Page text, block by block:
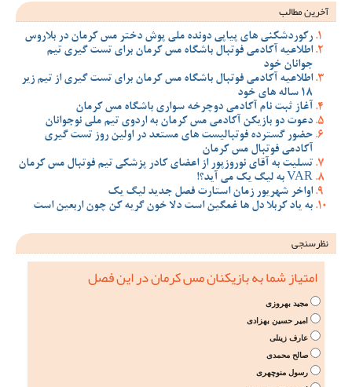
آخرین مطالب
رکوردشکنی های پیاپی دونده ملی پوش دختر مس کرمان در بلاروس
اطلاعیه آکادمی فوتبال باشگاه مس کرمان برای تست گیری تیم
جوانان خود
اطلاعیه آکادمی فوتبال باشگاه مس کرمان برای تست گیری از تیم زیر
18 ساله های خود
آغاز ثبت نام آکادمی دوچرخه سواری باشگاه مس کرمان
دعوت دو بازیکن آکادمی مس کرمان به اردوی تیم ملی نوجوانان
حضور گسترده فوتبالیست های مستعد در اولین روز تست گیری
آکادمی فوتبال مس کرمان
تسلیت به آقای نوروزپور از اعضای کادر پزشکی تیم فوتبال مس کرمان
VAR به لیگ یک می آید؟!
اواخر شهریور زمان استارت فصل جدید لیگ یک
به یاد کربلا دل ها غمگین است دلا خون گریه کن چون اربعین است
نظرسنجی
امتیاز شما به بازیکنان مس کرمان در این فصل
مجید بهروزی
امیر حسین بهزادی
عارف زینلی
صالح محمدی
رسول منوچهری